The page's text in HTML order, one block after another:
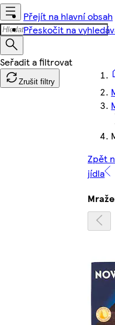
Přejít na hlavní obsah
Přeskočit na
Zrušit filtry
Zpět
jídla